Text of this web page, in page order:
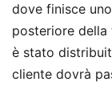
dove finisce
posteriore
è stato
cliente dovrà